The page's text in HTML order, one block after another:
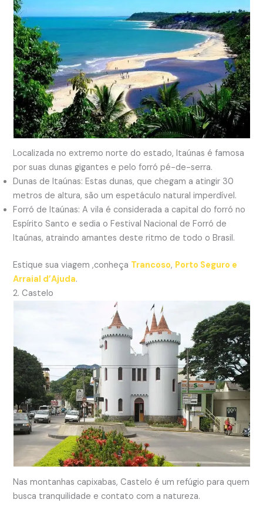
Localizada no extremo norte do estado, Itaúnas é famosa
por suas dunas gigantes e pelo forró pé-de-serra.
Dunas de Itaúnas: Estas dunas, que chegam a atingir 30
metros de altura, são um espetáculo natural imperdível.
Forró de Itaúnas: A vila é considerada a capital do forró no
Espírito Santo e sedia o Festival Nacional de Forró de
Itaúnas, atraindo amantes deste ritmo de todo o Brasil.
Estique sua viagem ,conheça Trancoso, Porto Seguro e
Arraial d’Ajuda.
2. Castelo
Nas montanhas capixabas, Castelo é um refúgio para quem
busca tranquilidade e contato com a natureza.